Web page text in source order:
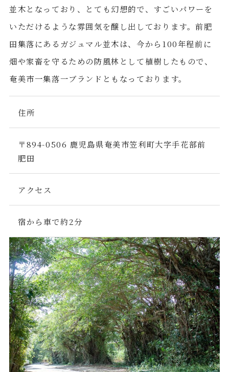
並木となっており、とても幻想的で、すごいパワーを
いただけるような雰囲気を醸し出しております。前肥
田集落にあるガジュマル並木は、今から100年程前に
畑や家畜を守るための防風林として植樹したもので、
奄美市一集落一ブランドともなっております。
住所
〒894-0506 鹿児島県奄美市笠利町大字手花部前
肥田
アクセス
宿から車で約2分